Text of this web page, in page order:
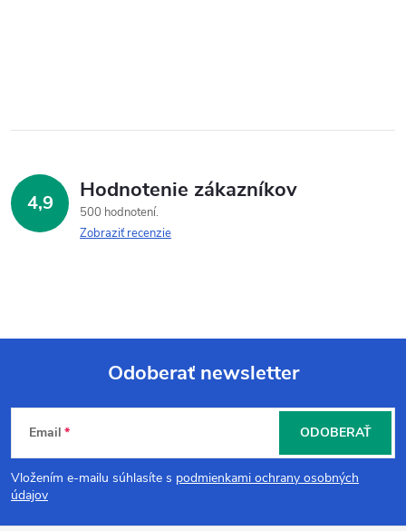
4,9 Hodnotenie zákazníkov
500 hodnotení
Zobraziť recenzie
Z
á
p
Odoberať newsletter
Email
Vložením e-mailu súhlasíte s podmienkami ochrany osobných
údajov
ODOBERAŤ